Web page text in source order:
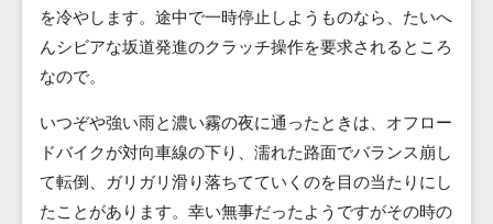
を冷やします。途中で一時停止しようものなら、たいへ
んシビアな坂道発進のクラッチ操作を要求されるところ
なので。
いつぞや強い雨と濃い霧の夜に通ったときは、オフロー
ドバイクが対向車線の下り、濡れた路面でバランス崩し
て転倒、ガリガリ滑り落ちてていくのを目の当たりにし
たことがあります。幸い無事だったようですがその時の